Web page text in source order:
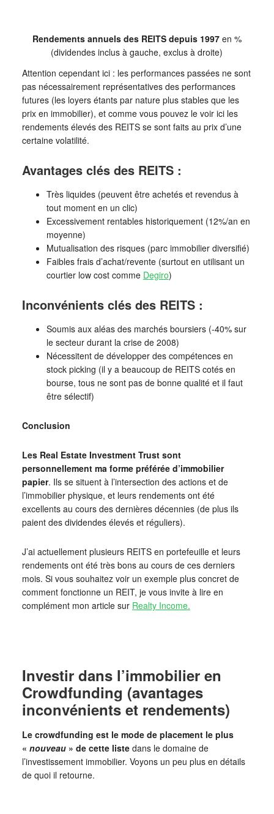
Rendements annuels des REITS depuis 1997en %
(dividendes inclus à gauche, exclus à droite)
Attention cependant ici : les performances passées ne sont
pas nécessairement représentatives des performances
futures (les loyers étants par nature plus stables que les
prix en immobilier), et comme vous pouvez le voir ici les
rendements élevés des REITS se sont faits au prix d’une
certaine volatilité.
Avantages clés des REITS :
Très liquides (peuvent être achetés et revendus à
tout moment en un clic)
Excessivement rentables historiquement (12%/an en
moyenne)
Mutualisation des risques (parc immobilier diversifié)
Faibles frais d’achat/revente (surtout en utilisant un
courtier low cost comme Degiro)
Inconvénients clés des REITS :
Soumis aux aléas des marchés boursiers (-40% sur
le secteur durant la crise de 2008)
Nécessitent de développer des compétences en
stock picking (il y a beaucoup de REITS cotés en
bourse, tous ne sont pas de bonne qualité et il faut
être sélectif)
Conclusion
Les Real Estate Investment Trust sont
personnellement ma forme préférée d’immobilier
papier. Ils se situent à l’intersection des actions et de
l’immobilier physique, et leurs rendements ont été
excellents au cours des dernières décennies (de plus ils
paient des dividendes élevés et réguliers).
J’ai actuellement plusieurs REITS en portefeuille et leurs
rendements ont été très bons au cours de ces derniers
mois. Si vous souhaitez voir un exemple plus concret de
comment fonctionne un REIT, je vous invite à lire en
complément mon article sur Realty Income.
Investir dans l’immobilier en
Crowdfunding (avantages
inconvénients et rendements)
Le crowdfunding est le mode de placement le plus
« nouveau» de cette listedans le domaine de
l’investissement immobilier. Voyons un peu plus en détails
de quoi il retourne.